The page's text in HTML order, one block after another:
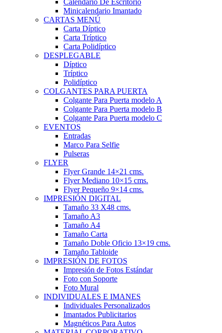
Calendario De Escritorio
Minicalendario Imantado
CARTAS MENÚ
Carta Díptico
Carta Tríptico
Carta Polidíptico
DESPLEGABLE
Díptico
Tríptico
Polidíptico
COLGANTES PARA PUERTA
Colgante Para Puerta modelo A
Colgante Para Puerta modelo B
Colgante Para Puerta modelo C
EVENTOS
Entradas
Marco Para Selfie
Pulseras
FLYER
Flyer Grande 14×21 cms.
Flyer Mediano 10×15 cms.
Flyer Pequeño 9×14 cms.
IMPRESIÓN DIGITAL
Tamaño 33 X48 cms.
Tamaño A3
Tamaño A4
Tamaño Carta
Tamaño Doble Oficio 13×19 cms.
Tamaño Tabloide
IMPRESIÓN DE FOTOS
Impresión de Fotos Estándar
Foto con Soporte
Foto Mural
INDIVIDUALES E IMANES
Individuales Personalizados
Imantados Publicitarios
Magnéticos Para Autos